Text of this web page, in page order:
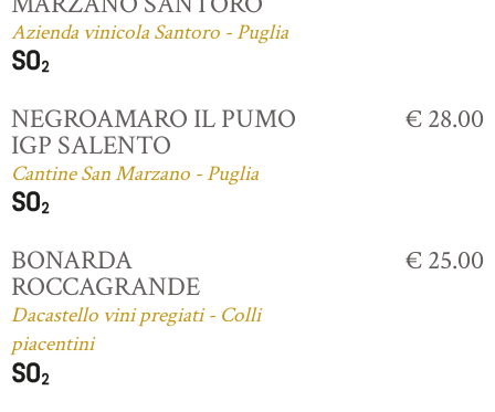
Azienda vinicola Santoro - Puglia
NEGROAMARO IL PUMO
IGP SALENTO
Cantine San Marzano - Puglia
€ 28.00
BONARDA
ROCCAGRANDE
Dacastello vini pregiati - Colli
piacentini
€ 25.00